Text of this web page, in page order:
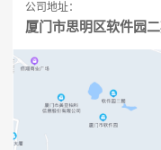
公司地址：
厦门市思明区软件园